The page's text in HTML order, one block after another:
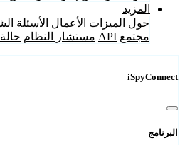
المزيد
حول الميزات الأعمال الأسئلة
مجتمع API مستشار النظام
iSpyConnect
البرنامج